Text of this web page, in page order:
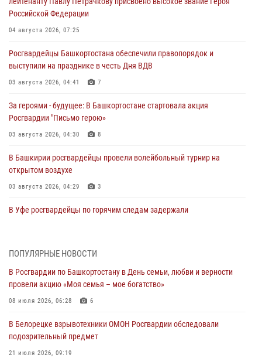
Российской Федерации
04 августа 2026, 07:25
Росгвардейцы Башкортостана обеспечили правопорядок и
выступили на празднике в честь Дня ВДВ
03 августа 2026, 04:41 7
За героями - будущее: В Башкортостане стартовала акция
Росгвардии "Письмо герою»
03 августа 2026, 04:30 8
В Башкирии росгвардейцы провели волейбольный турнир на
открытом воздухе
03 августа 2026, 04:29 3
В Уфе росгвардейцы по горячим следам задержали
Башкортостана ответил на вопросы граждан
30 июля 2026, 12:54
за преступления против половой неприкосновенности (видео)
29 июля 2026, 12:01
ПОПУЛЯРНЫЕ НОВОСТИ
В Росгвардии по Башкортостану в День семьи, любви и верности
провели акцию «Моя семья – мое богатство»
08 июля 2026, 06:28 6
В Белорецке взрывотехники ОМОН Росгвардии обследовали
подозрительный предмет
21 июля 2026, 09:19